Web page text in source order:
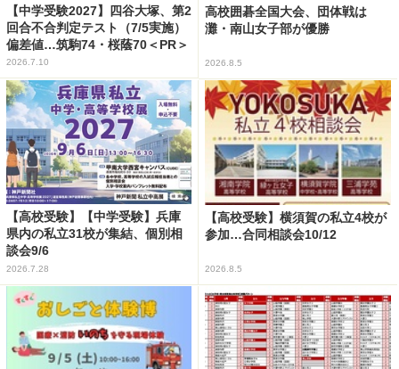
【中学受験2027】四谷大塚、第2
回合不合判定テスト（7/5実施）
偏差値…筑駒74・桜蔭70＜PR＞
2026.7.10
高校囲碁全国大会、団体戦は
灘・南山女子部が優勝
2026.8.5
【高校受験】【中学受験】兵庫
県内の私立31校が集結、個別相
談会9/6
2026.7.28
【高校受験】横須賀の私立4校が
参加…合同相談会10/12
2026.8.5